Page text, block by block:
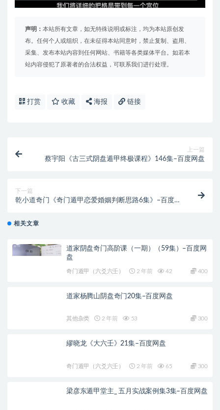
声明： 本站所有文章，如无特殊说明或标注，均为本站原创发
布。任何个人或组织，在未征得本站同意时，禁止复制、盗用、
采集、发布本站内容到任何网站、书籍等各类媒体平台。如若本
站内容侵犯了原著者的合法权益，可联系我们进行处理。
打赏 收藏 海报 链接
上一篇
蔡宇阳《古三式阴盘遁甲终极课程》146集–百度网盘
下一篇
乾小道奇门《奇门遁甲恋爱婚姻判断思路6集》–百度网
相关文章
道家阴盘奇门高阶课（一期）（59集）–百度网
盘
奇门遁甲（六爻六壬） 2 年前 42 400
道家杨腾山阴盘奇门20集–百度网盘
其他杂类 2 年前 53 300
繆晓龙《大六壬》21集–百度网盘
奇门遁甲（六爻六壬） 2 年前 65 300
梁彦东遁甲堂主_ 五月实战案例集3集–百度网盘